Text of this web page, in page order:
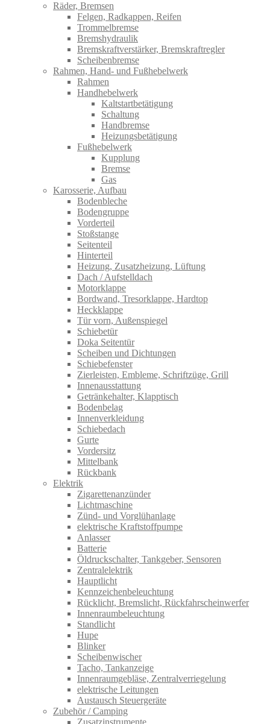
Räder, Bremsen
Felgen, Radkappen, Reifen
Trommelbremse
Bremshydraulik
Bremskraftverstärker, Bremskraftregler
Scheibenbremse
Rahmen, Hand- und Fußhebelwerk
Rahmen
Handhebelwerk
Kaltstartbetätigung
Schaltung
Handbremse
Heizungsbetätigung
Fußhebelwerk
Kupplung
Bremse
Gas
Karosserie, Aufbau
Bodenbleche
Bodengruppe
Vorderteil
Stoßstange
Seitenteil
Hinterteil
Heizung, Zusatzheizung, Lüftung
Dach / Aufstelldach
Motorklappe
Bordwand, Tresorklappe, Hardtop
Heckklappe
Tür vorn, Außenspiegel
Schiebetür
Doka Seitentür
Scheiben und Dichtungen
Schiebefenster
Zierleisten, Embleme, Schriftzüge, Grill
Innenausstattung
Getränkehalter, Klapptisch
Bodenbelag
Innenverkleidung
Schiebedach
Gurte
Vordersitz
Mittelbank
Rückbank
Elektrik
Zigarettenanzünder
Lichtmaschine
Zünd- und Vorglühanlage
elektrische Kraftstoffpumpe
Anlasser
Batterie
Öldruckschalter, Tankgeber, Sensoren
Zentralelektrik
Hauptlicht
Kennzeichenbeleuchtung
Rücklicht, Bremslicht, Rückfahrscheinwerfer
Innenraumbeleuchtung
Standlicht
Hupe
Blinker
Scheibenwischer
Tacho, Tankanzeige
Innenraumgebläse, Zentralverriegelung
elektrische Leitungen
Austausch Steuergeräte
Zubehör / Camping
Zusatzinstrumente